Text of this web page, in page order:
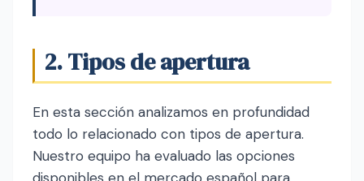
2. Tipos de apertura
En esta sección analizamos en profundidad
todo lo relacionado con tipos de apertura.
Nuestro equipo ha evaluado las opciones